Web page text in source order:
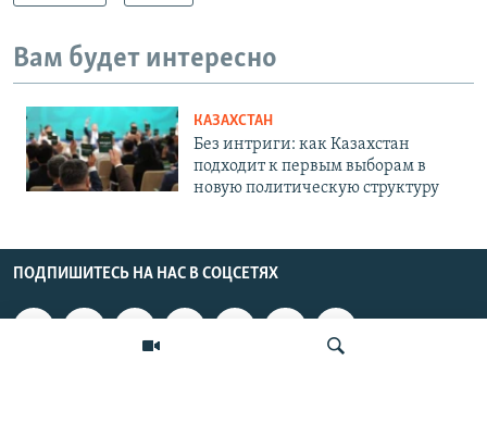
Вам будет интересно
КАЗАХСТАН
Без интриги: как Казахстан
подходит к первым выборам в
новую политическую структуру
ПОДПИШИТЕСЬ НА НАС В СОЦСЕТЯХ